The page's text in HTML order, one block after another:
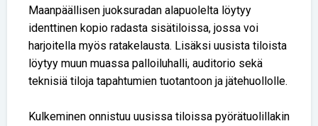
Maanpäällisen juoksuradan alapuolelta löytyy
identtinen kopio radasta sisätiloissa, jossa voi
harjoitella myös ratakelausta. Lisäksi uusista tiloista
löytyy muun muassa palloiluhalli, auditorio sekä
teknisiä tiloja tapahtumien tuotantoon ja jätehuollolle.
Kulkeminen onnistuu uusissa tiloissa pyörätuolillakin